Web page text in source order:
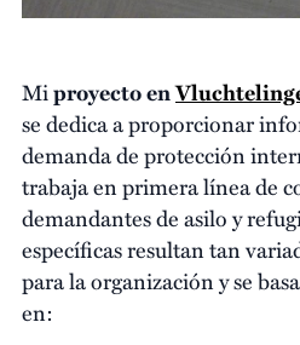
Miproyecto en
se dedica a proporcionar
demanda de protección
trabaja en primera línea de
demandantes de asilo y
específicas resultan tan
para la organización y se
en: